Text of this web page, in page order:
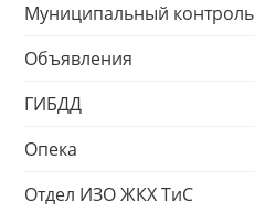
Муниципальный контроль
Объявления
ГИБДД
Опека
Отдел ИЗО ЖКХ ТиС